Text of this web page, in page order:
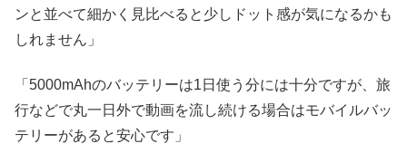
ンと並べて細かく見比べると少しドット感が気になるかも
しれません」
「5000mAhのバッテリーは1日使う分には十分ですが、旅
行などで丸一日外で動画を流し続ける場合はモバイルバッ
テリーがあると安心です」